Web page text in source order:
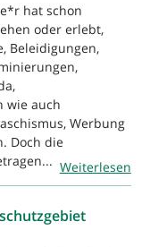
hat schon
oder erlebt,
Beleidigungen,
wie auch
Werbung
Doch die
Weiterlesen